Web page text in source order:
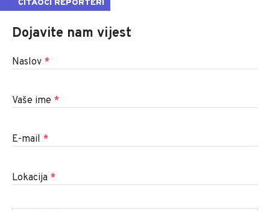
ČITAOCI REPORTERI
Dojavite nam vijest
Naslov *
Vaše ime *
E-mail *
Lokacija *